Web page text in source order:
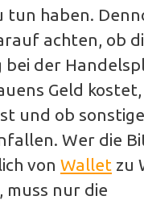
tun haben.
achten, ob
bei der
Geld kostet,
und ob sonstige
Wer die
von Wallet zu
nur die